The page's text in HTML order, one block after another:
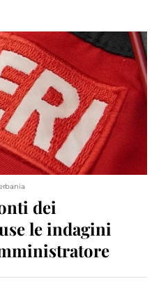
dei
le indagini